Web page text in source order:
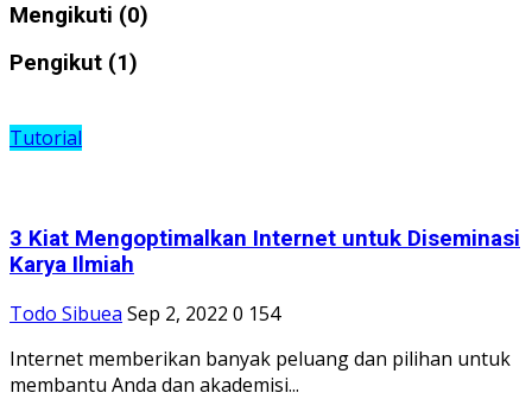
Mengikuti (0)
Pengikut (1)
Tutorial
3 Kiat Mengoptimalkan Internet untuk Diseminasi
Karya Ilmiah
Todo Sibuea Sep 2, 2022 0 154
Internet memberikan banyak peluang dan pilihan untuk
membantu Anda dan akademisi...